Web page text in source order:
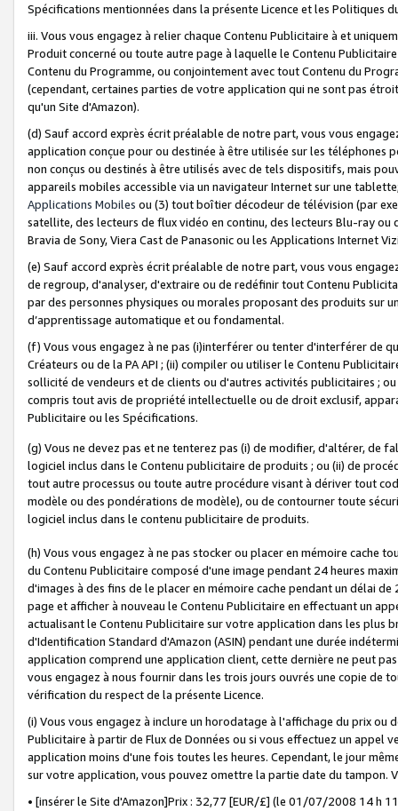
Spécifications mentionnées dans la présente Licence et les Politiques
iii. Vous vous engagez à relier chaque Contenu Publicitaire à et
Produit concerné ou toute autre page à laquelle le Contenu
Contenu du Programme, ou conjointement avec tout Contenu du
(cependant, certaines parties de votre application qui ne sont pas
qu'un Site d'Amazon).
(d) Sauf accord exprès écrit préalable de notre part, vous vous
application conçue pour ou destinée à être utilisée sur les téléphones
non conçus ou destinés à être utilisés avec de tels dispositifs, mais
appareils mobiles accessible via un navigateur Internet sur une
Applications Mobiles ou (3) tout boîtier décodeur de télévision (par
satellite, des lecteurs de flux vidéo en continu, des lecteurs Blu-ray
Bravia de Sony, Viera Cast de Panasonic ou les Applications Internet
(e) Sauf accord exprès écrit préalable de notre part, vous vous
de regroup, d'analyser, d'extraire ou de redéfinir tout Contenu
par des personnes physiques ou morales proposant des produits sur
d’apprentissage automatique et ou fondamental.
(f) Vous vous engagez à ne pas (i)interférer ou tenter d'interférer de
Créateurs ou de la PA API ; (ii) compiler ou utiliser le Contenu
sollicité de vendeurs et de clients ou d'autres activités publicitaires ;
compris tout avis de propriété intellectuelle ou de droit exclusif,
Publicitaire ou les Spécifications.
(g) Vous ne devez pas et ne tenterez pas (i) de modifier, d'altérer, de
logiciel inclus dans le Contenu publicitaire de produits ; ou (ii) de
tout autre processus ou toute autre procédure visant à dériver tout
modèle ou des pondérations de modèle), ou de contourner toute
logiciel inclus dans le contenu publicitaire de produits.
(h) Vous vous engagez à ne pas stocker ou placer en mémoire cache
du Contenu Publicitaire composé d'une image pendant 24 heures
d'images à des fins de le placer en mémoire cache pendant un délai
page et afficher à nouveau le Contenu Publicitaire en effectuant un
actualisant le Contenu Publicitaire sur votre application dans les plus
d'Identification Standard d'Amazon (ASIN) pendant une durée
application comprend une application client, cette dernière ne peut
vous engagez à nous fournir dans les trois jours ouvrés une copie de
vérification du respect de la présente Licence.
(i) Vous vous engagez à inclure un horodatage à l'affichage du prix
Publicitaire à partir de Flux de Données ou si vous effectuez un appel
application moins d'une fois toutes les heures. Cependant, le jour
sur votre application, vous pouvez omettre la partie date du tampon.
• [insérer le Site d'Amazon]Prix : 32,77 [EUR/£] (le 01/07/2008 14 h